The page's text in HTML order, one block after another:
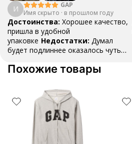
И
GAP
Имя скрыто · в прошлом году
Достоинства: Хорошее качество,
пришла в удобной
упаковке Недостатки: Думал
будет подлиннее оказалось чуть
Советую к покупке почему нет
Похожие товары